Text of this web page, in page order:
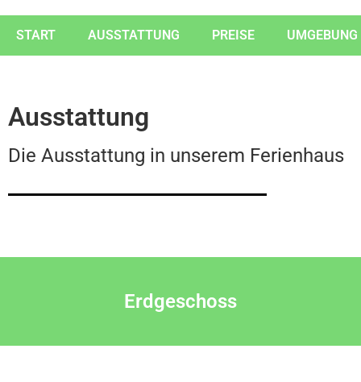
START AUSSTATTUNG PREISE UMGEBUNG
Ausstattung
Die Ausstattung in unserem Ferienhaus
Erdgeschoss